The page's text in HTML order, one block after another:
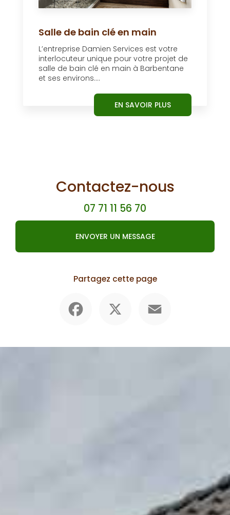
Salle de bain clé en main
L’entreprise Damien Services est votre
interlocuteur unique pour votre projet de
salle de bain clé en main à Barbentane
et ses environs....
EN SAVOIR PLUS
Contactez-nous
07 71 11 56 70
ENVOYER UN MESSAGE
Partagez cette page